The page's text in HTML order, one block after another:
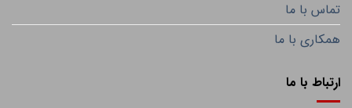
تماس با ما
همکاری با ما
ارتباط با ما